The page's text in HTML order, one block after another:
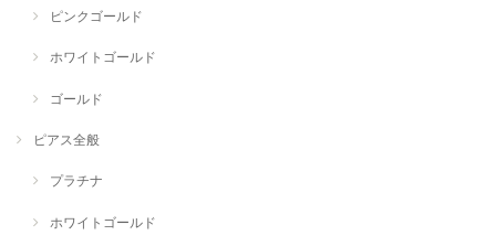
ピンクゴールド
ホワイトゴールド
ゴールド
ピアス全般
プラチナ
ホワイトゴールド